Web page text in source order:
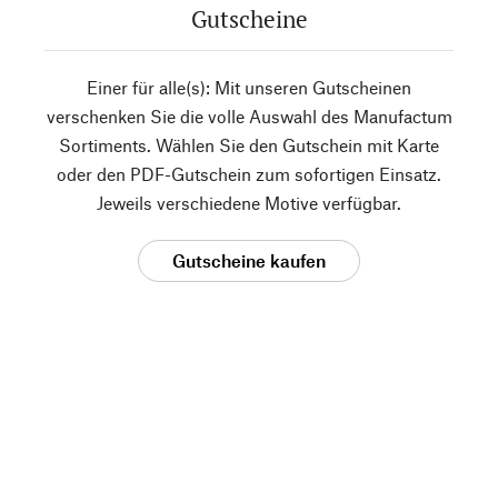
Gutscheine
Einer für alle(s): Mit unseren Gutscheinen
verschenken Sie die volle Auswahl des Manufactum
Sortiments. Wählen Sie den Gutschein mit Karte
oder den PDF-Gutschein zum sofortigen Einsatz.
Jeweils verschiedene Motive verfügbar.
Gutscheine kaufen